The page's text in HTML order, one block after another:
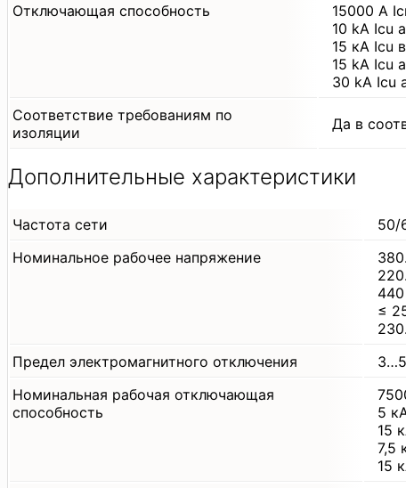
Отключающая способность
15000 А
10 kA Icu
15 кА Icu
15 kA Icu
30 kA Icu
Соответствие требованиям по
изоляции
Да в
Дополнительные характеристики
Частота сети
50/
Номинальное рабочее напряжение
≤
Предел электромагнитного отключения
Номинальная рабочая отключающая
способность
5
15
7,5
15